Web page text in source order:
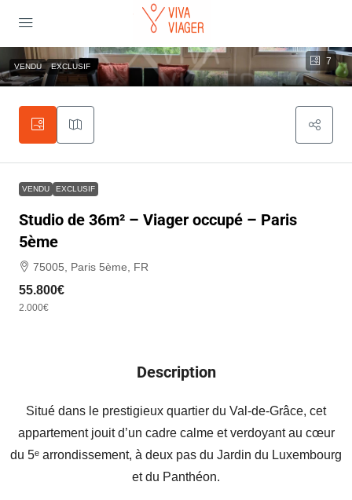
7
VENDU EXCLUSIF
VENDU EXCLUSIF
Studio de 36m² – Viager occupé – Paris
5ème
75005, Paris 5ème, FR
55.800€
2.000€
Description
Situé dans le prestigieux quartier du Val-de-Grâce, cet
appartement jouit d’un cadre calme et verdoyant au cœur
du 5ᵉ arrondissement, à deux pas du Jardin du Luxembourg
et du Panthéon.